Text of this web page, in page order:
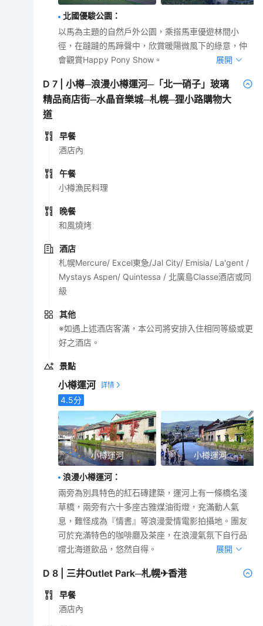
北國優駿公園 ：
以馬為主題的自然戶外公園，乘搭馬車優遊林間小
徑，在躂躂的馬蹄聲中，欣賞暖陽微風下的綠意，仲
會觀賞Happy Pony Show。
展開
D7 |小樽─浪漫小樽運河─「北一硝子」玻璃
精品商店街─水晶音樂城─札幌─狸小路購物大
道
早餐
酒店內
午餐
小樽漁民料理
晚餐
和風燒烤
酒店
札幌Mercure/ Excel東急/Jal City/ Emisia/ La'gent /
Mystays Aspen/ Quintessa / 北廣島Classe酒店或同
級
其他
※如遇上述酒店客滿，本公司將安排入住相同等級或更
好之酒店。
景點
小樽運河
4.5分
小樽運河 小樽運河
浪漫小樽運河 ：
兩旁為別具特色的紅石磚建築，運河上有一條橋名淺
草橋，兩旁有六十多座古雅煤油街燈，充滿動人氣
息，難怪成為『情書』等浪漫愛情電影拍攝地。團友
可於充滿特色的咖啡廳及茶座，在浪漫氣氛下自行品
嚐北海道飲品，悠然自得。
展開
D 8 三井Outlet Park─札幌✈香港
早餐
酒店內